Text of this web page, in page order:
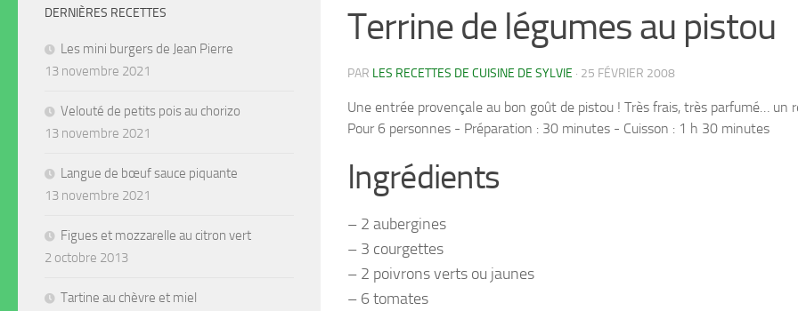
Terrine de légumes au pistou
PAR LES RECETTES DE CUISINE DE SYLVIE · 25 FÉVRIER 2008
Une entrée provençale au bon goût de pistou ! Très frais, très parfumé… un
Pour 6 personnes - Préparation : 30 minutes - Cuisson : 1 h 30 minutes
Ingrédients
– 2 aubergines
– 3 courgettes
– 2 poivrons verts ou jaunes
– 6 tomates
DERNIÈRES RECETTES
Les mini burgers de Jean Pierre
13 novembre 2021
Velouté de petits pois au chorizo
13 novembre 2021
Langue de bœuf sauce piquante
13 novembre 2021
Figues et mozzarelle au citron vert
2 octobre 2013
Tartine au chèvre et miel